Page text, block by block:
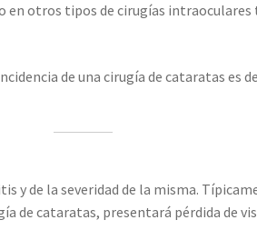
en otros tipos de cirugías
de una cirugía de cataratas es
y de la severidad de la misma.
de cataratas, presentará pérdida de